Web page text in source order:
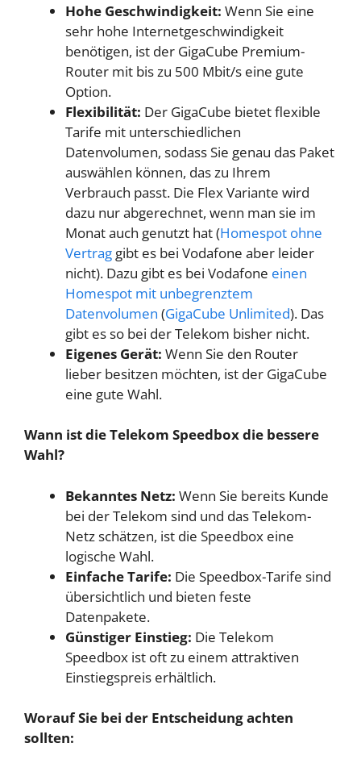
Hohe Geschwindigkeit: Wenn Sie eine
sehr hohe Internetgeschwindigkeit
benötigen, ist der GigaCube Premium-
Router mit bis zu 500 Mbit/s eine gute
Option.
Flexibilität: Der GigaCube bietet flexible
Tarife mit unterschiedlichen
Datenvolumen, sodass Sie genau das Paket
auswählen können, das zu Ihrem
Verbrauch passt. Die Flex Variante wird
dazu nur abgerechnet, wenn man sie im
Monat auch genutzt hat (Homespot ohne
Vertrag gibt es bei Vodafone aber leider
nicht). Dazu gibt es bei Vodafone einen
Homespot mit unbegrenztem
Datenvolumen (GigaCube Unlimited). Das
gibt es so bei der Telekom bisher nicht.
Eigenes Gerät: Wenn Sie den Router
lieber besitzen möchten, ist der GigaCube
eine gute Wahl.
Wann ist die Telekom Speedbox die bessere
Wahl?
Bekanntes Netz: Wenn Sie bereits Kunde
bei der Telekom sind und das Telekom-
Netz schätzen, ist die Speedbox eine
logische Wahl.
Einfache Tarife: Die Speedbox-Tarife sind
übersichtlich und bieten feste
Datenpakete.
Günstiger Einstieg: Die Telekom
Speedbox ist oft zu einem attraktiven
Einstiegspreis erhältlich.
Worauf Sie bei der Entscheidung achten
sollten: